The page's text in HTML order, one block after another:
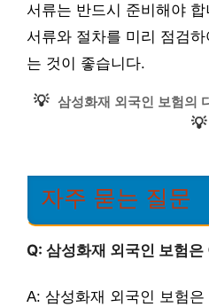
서류는 반드시 준비해야
서류와 절차를 미리 점검
는 것이 좋습니다.
💡 삼성화재 외국인 보험의
💡
자주 묻는 질문
Q: 삼성화재 외국인 보험
A: 삼성화재 외국인 보험